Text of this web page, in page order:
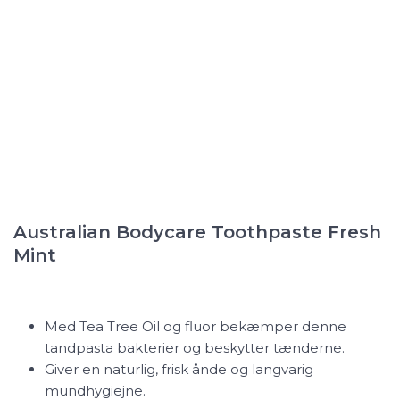
Australian Bodycare Toothpaste Fresh
Mint
Med Tea Tree Oil og fluor bekæmper denne
tandpasta bakterier og beskytter tænderne.
Giver en naturlig, frisk ånde og langvarig
mundhygiejne.